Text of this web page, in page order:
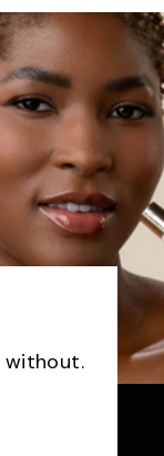
without.